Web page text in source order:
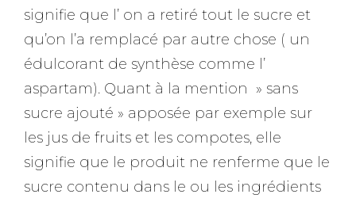
signifie que l’ on a retiré tout le sucre et
qu’on l’a remplacé par autre chose ( un
édulcorant de synthèse comme l’
aspartam). Quant à la mention » sans
sucre ajouté » apposée par exemple sur
les jus de fruits et les compotes, elle
signifie que le produit ne renferme que le
sucre contenu dans le ou les ingrédients